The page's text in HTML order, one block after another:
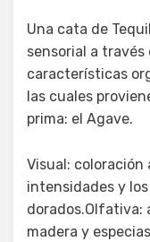
Una cata de
sensorial a través
características
las cuales
prima: el Agave.
Visual:
intensidades y
dorados.Olfativa:
madera y